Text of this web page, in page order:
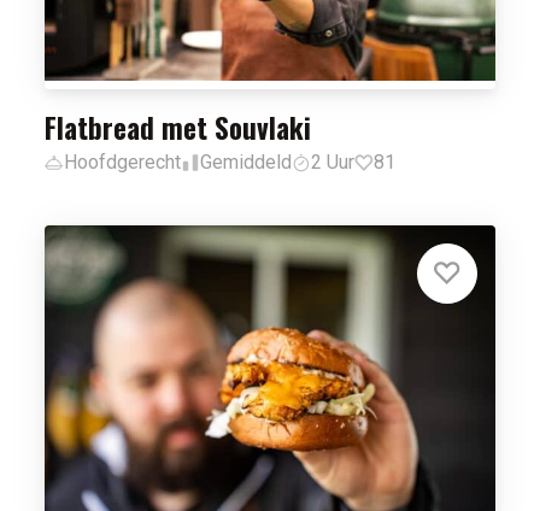
Flatbread met Souvlaki
Hoofdgerecht Gemiddeld 2 Uur 81